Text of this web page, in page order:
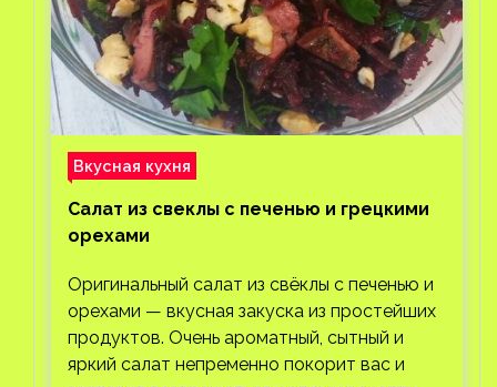
Вкусная кухня
Салат из свеклы с печенью и грецкими
орехами
Оригинальный салат из свёклы с печенью и
орехами — вкусная закуска из простейших
продуктов. Очень ароматный, сытный и
яркий салат непременно покорит вас и